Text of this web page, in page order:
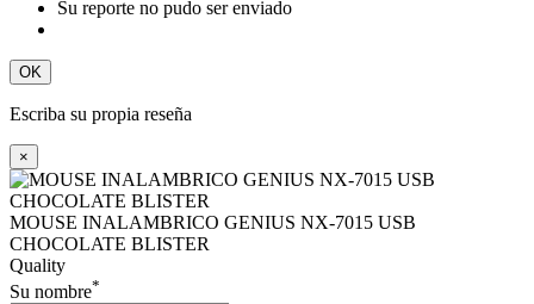
Su reporte no pudo ser enviado
OK
Escriba su propia reseña
×
MOUSE INALAMBRICO GENIUS NX-7015 USB
CHOCOLATE BLISTER
Quality
Su nombre*